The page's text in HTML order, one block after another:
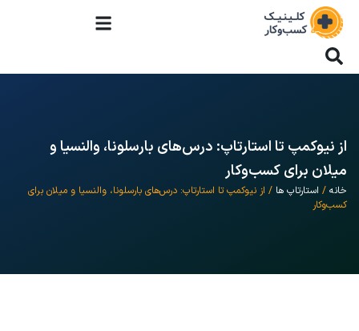
از نیوکمپ تا استارتاپ: درس‌های بارسلونا، والنسیا و
میلان برای کسب‌وکار
خانه / استارتاپ ها / از نیوکمپ تا استارتاپ: درس‌های بارسلونا، والنسیا و میلان برای
کسب‌وکار